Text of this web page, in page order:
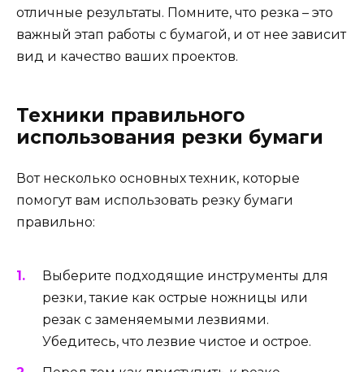
отличные результаты. Помните, что резка – это
важный этап работы с бумагой, и от нее зависит
вид и качество ваших проектов.
Техники правильного
использования резки бумаги
Вот несколько основных техник, которые
помогут вам использовать резку бумаги
правильно:
Выберите подходящие инструменты для
резки, такие как острые ножницы или
резак с заменяемыми лезвиями.
Убедитесь, что лезвие чистое и острое.